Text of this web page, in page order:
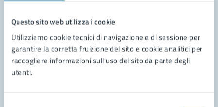
Questo sito web utilizza i cookie
Utilizziamo cookie tecnici di navigazione e di sessione per
garantire la corretta fruizione del sito e cookie analitici per
raccogliere informazioni sull'uso del sito da parte degli
utenti.
Richiedi assistenza
Prenota appuntamento
Problemi in città